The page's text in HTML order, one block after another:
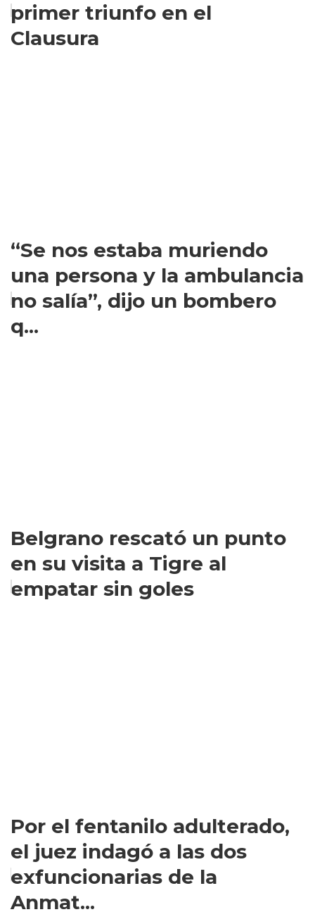
primer triunfo en el
Clausura
“Se nos estaba muriendo
una persona y la ambulancia
no salía”, dijo un bombero
q...
Belgrano rescató un punto
en su visita a Tigre al
empatar sin goles
Por el fentanilo adulterado,
el juez indagó a las dos
exfuncionarias de la
Anmat...